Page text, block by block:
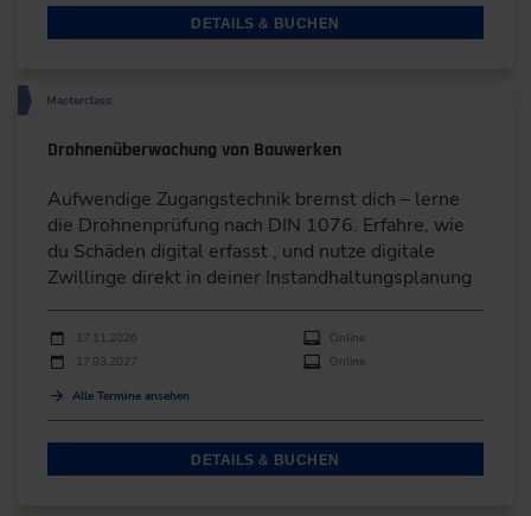
DETAILS & BUCHEN
Masterclass
Drohnenüberwachung von Bauwerken
Aufwendige Zugangstechnik bremst dich – lerne
die Drohnenprüfung nach DIN 1076. Erfahre, wie
du Schäden digital erfasst , und nutze digitale
Zwillinge direkt in deiner Instandhaltungsplanung
Durchführungen
Veranstaltungsdatum
17.11.2026
Online
17.03.2027
Online
Alle Termine ansehen
DETAILS & BUCHEN